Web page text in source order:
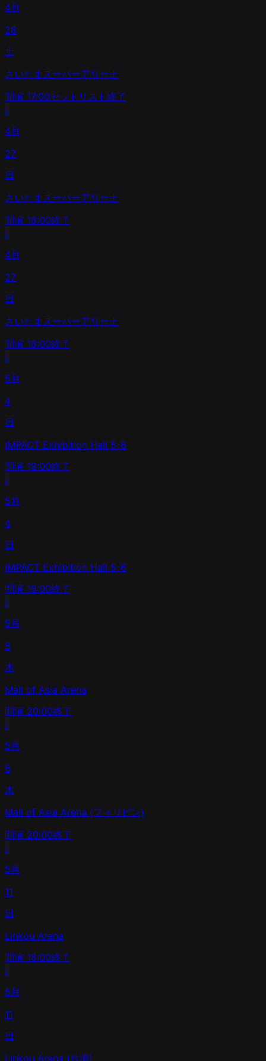
4月
26
土
さいたまスーパーアリーナ
開演 17:00セットリスト 終了
›
4月
27
日
さいたまスーパーアリーナ
開演 16:00終了
›
4月
27
日
さいたまスーパーアリーナ
開演 16:00終了
›
5月
4
日
IMPACT Exhibition Hall 5-6
開演 18:00終了
›
5月
4
日
IMPACT Exhibition Hall 5-6
開演 18:00終了
›
5月
8
木
Mall of Asia Arena
開演 20:00終了
›
5月
8
木
Mall of Asia Arena (フィリピン)
開演 20:00終了
›
5月
11
日
Linkou Arena
開演 18:00終了
›
5月
11
日
Linkou Arena (台湾)